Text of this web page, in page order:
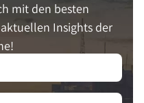
mit den besten
Insights der